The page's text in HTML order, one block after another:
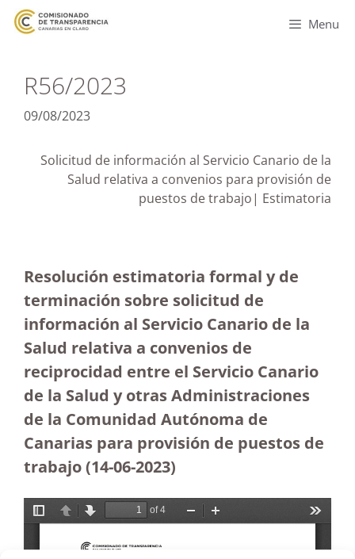
Menu
R56/2023
09/08/2023
Solicitud de información al Servicio Canario de la
Salud relativa a convenios para provisión de
puestos de trabajo| Estimatoria
Resolución estimatoria formal y de
terminación sobre solicitud de
información al Servicio Canario de la
Salud relativa a convenios de
reciprocidad entre el Servicio Canario
de la Salud y otras Administraciones
de la Comunidad Autónoma de
Canarias para provisión de puestos de
trabajo (14-06-2023)